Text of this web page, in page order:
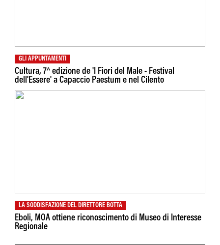
GLI APPUNTAMENTI
Cultura, 7^ edizione de 'I Fiori del Male - Festival
dell'Essere' a Capaccio Paestum e nel Cilento
LA SODDISFAZIONE DEL DIRETTORE BOTTA
Eboli, MOA ottiene riconoscimento di Museo di Interesse
Regionale